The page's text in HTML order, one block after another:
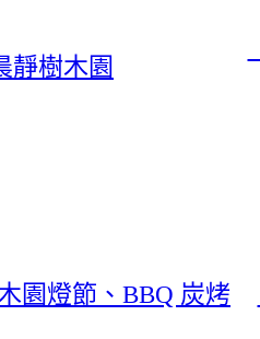
靜樹木園
園燈節、BBQ 炭烤